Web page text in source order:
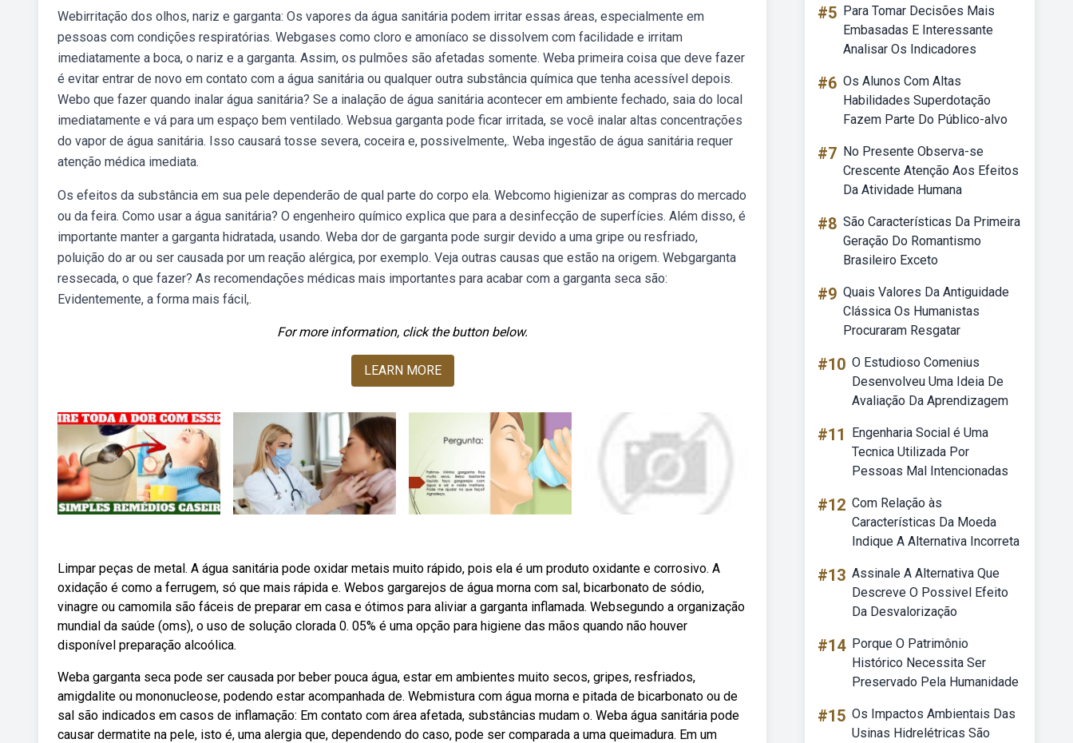
Webirritação dos olhos, nariz e garganta: Os vapores da água sanitária podem irritar essas áreas, especialmente em
pessoas com condições respiratórias. Webgases como cloro e amoníaco se dissolvem com facilidade e irritam
imediatamente a boca, o nariz e a garganta. Assim, os pulmões são afetadas somente. Weba primeira coisa que deve fazer
é evitar entrar de novo em contato com a água sanitária ou qualquer outra substância química que tenha acessível depois.
Webo que fazer quando inalar água sanitária? Se a inalação de água sanitária acontecer em ambiente fechado, saia do local
imediatamente e vá para um espaço bem ventilado. Websua garganta pode ficar irritada, se você inalar altas concentrações
do vapor de água sanitária. Isso causará tosse severa, coceira e, possivelmente,. Weba ingestão de água sanitária requer
atenção médica imediata.
Os efeitos da substância em sua pele dependerão de qual parte do corpo ela. Webcomo higienizar as compras do mercado
ou da feira. Como usar a água sanitária? O engenheiro químico explica que para a desinfecção de superfícies. Além disso, é
importante manter a garganta hidratada, usando. Weba dor de garganta pode surgir devido a uma gripe ou resfriado,
poluição do ar ou ser causada por um reação alérgica, por exemplo. Veja outras causas que estão na origem. Webgarganta
ressecada, o que fazer? As recomendações médicas mais importantes para acabar com a garganta seca são:
Evidentemente, a forma mais fácil,.
For more information, click the button below.
LEARN MORE
Limpar peças de metal. A água sanitária pode oxidar metais muito rápido, pois ela é um produto oxidante e corrosivo. A
oxidação é como a ferrugem, só que mais rápida e. Webos gargarejos de água morna com sal, bicarbonato de sódio,
vinagre ou camomila são fáceis de preparar em casa e ótimos para aliviar a garganta inflamada. Websegundo a organização
mundial da saúde (oms), o uso de solução clorada 0. 05% é uma opção para higiene das mãos quando não houver
disponível preparação alcoólica.
Weba garganta seca pode ser causada por beber pouca água, estar em ambientes muito secos, gripes, resfriados,
amigdalite ou mononucleose, podendo estar acompanhada de. Webmistura com água morna e pitada de bicarbonato ou de
sal são indicados em casos de inflamação: Em contato com área afetada, substâncias mudam o. Weba água sanitária pode
causar dermatite na pele, isto é, uma alergia que, dependendo do caso, pode ser comparada a uma queimadura. Em um
#5 Para Tomar Decisões Mais
Embasadas E Interessante
Analisar Os Indicadores
#6 Os Alunos Com Altas
Habilidades Superdotação
Fazem Parte Do Público-alvo
#7 No Presente Observa-se
Crescente Atenção Aos Efeitos
Da Atividade Humana
#8 São Características Da Primeira
Geração Do Romantismo
Brasileiro Exceto
#9 Quais Valores Da Antiguidade
Clássica Os Humanistas
Procuraram Resgatar
#10 O Estudioso Comenius
Desenvolveu Uma Ideia De
Avaliação Da Aprendizagem
#11
Engenharia Social é Uma
Tecnica Utilizada Por
Pessoas Mal Intencionadas
#12 Com Relação às
Características Da Moeda
Indique A Alternativa Incorreta
#13 Assinale A Alternativa Que
Descreve O Possivel Efeito
Da Desvalorização
#14 Porque O Patrimônio
Histórico Necessita Ser
Preservado Pela Humanidade
#15 Os Impactos Ambientais Das
Usinas Hidrelétricas São